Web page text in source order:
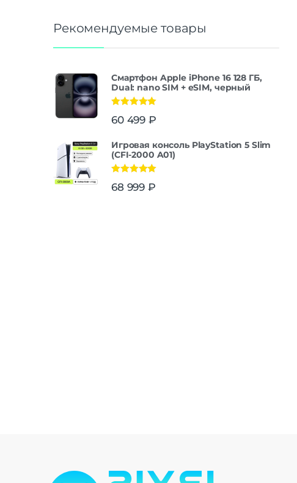
Рекомендуемые товары
Смартфон Apple iPhone 16 128 ГБ,
Dual: nano SIM + eSIM, черный
из 5
60 499 ₽
Игровая консоль PlayStation 5 Slim
(CFI-2000 A01)
из 5
68 999 ₽